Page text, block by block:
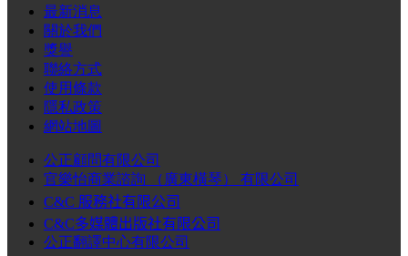
最新消息
關於我們
獎譽
聯絡方式
使用條款
隱私政策
網站地圖
公正顧問有限公司
官樂怡商業諮詢 （廣東橫琴） 有限公司
C&C 服務社有限公司
C&C多媒體出版社有限公司
公正翻譯中心有限公司